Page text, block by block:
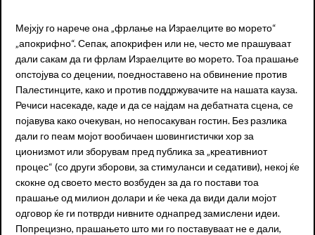
Мејхју го нарече она „фрлање на Израелците во морето“
„апокрифно“. Сепак, апокрифен или не, често ме прашуваат
дали сакам да ги фрлам Израелците во морето. Тоа прашање
опстојува со децении, поедноставено на обвинение против
Палестинците, како и против поддржувачите на нашата кауза.
Речиси насекаде, каде и да се најдам на дебатната сцена, се
појавува како очекуван, но непосакуван гостин. Без разлика
дали го пеам мојот вообичаен шовингистички хор за
ционизмот или зборувам пред публика за „креативниот
процес“ (со други зборови, за стимуланси и седативи), некој ќе
скокне од своето место возбуден за да го постави тоа
прашање од милион долари и ќе чека да види дали мојот
одговор ќе ги потврди нивните однапред замислени идеи.
Попрецизно, прашањето што ми го поставуваат не е дали,